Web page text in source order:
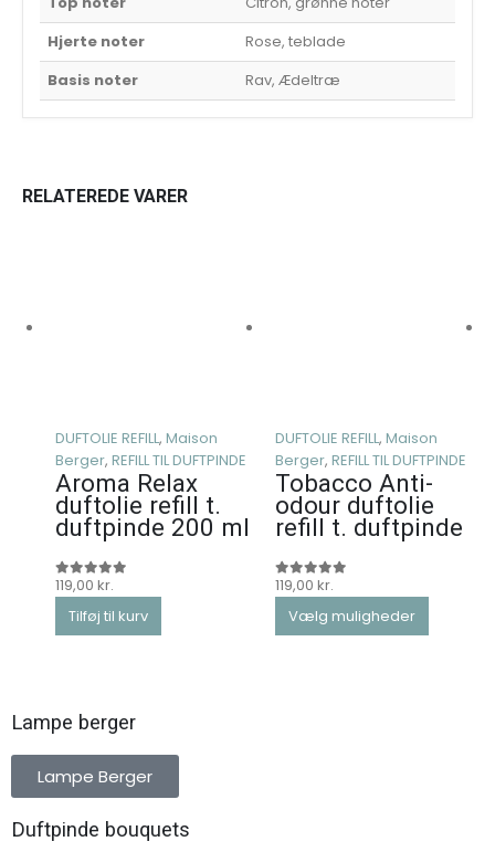
Hjerte noter
Rose, teblade
Basis noter
Rav, Ædeltræ
RELATEREDE VARER
DUFTOLIE REFILL, Maison
Berger, REFILL TIL DUFTPINDE
Aroma Relax
duftolie refill t.
duftpinde 200 ml
ud af 5
119,00 kr.
Tilføj til kurv
DUFTOLIE REFILL, Maison
Berger, REFILL TIL DUFTPINDE
Tobacco Anti-
odour duftolie
refill t. duftpinde
ud af 5
119,00 kr.
Vælg muligheder
Lampe berger
Lampe Berger
Duftpinde bouquets